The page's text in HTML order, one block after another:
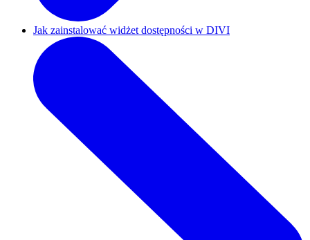
Jak zainstalować widżet dostępności w DIVI